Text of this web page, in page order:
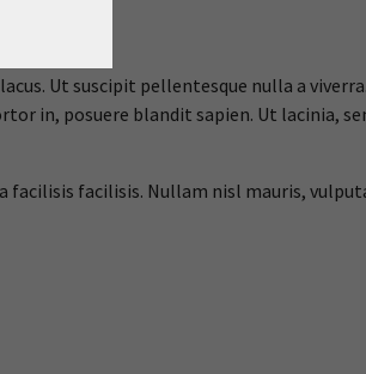
Ut suscipit pellentesque nulla a viverra.
in, posuere blandit sapien. Ut lacinia,
facilisis facilisis. Nullam nisl mauris,